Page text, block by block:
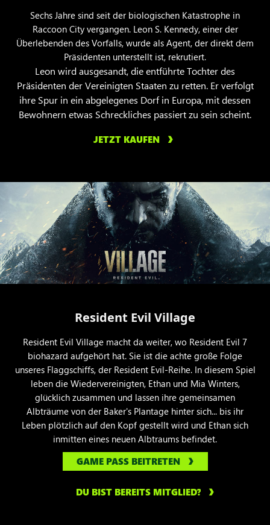
Sechs Jahre sind seit der biologischen Katastrophe in
Raccoon City vergangen. Leon S. Kennedy, einer der
Überlebenden des Vorfalls, wurde als Agent, der direkt dem
Präsidenten unterstellt ist, rekrutiert.
Leon wird ausgesandt, die entführte Tochter des
Präsidenten der Vereinigten Staaten zu retten. Er verfolgt
ihre Spur in ein abgelegenes Dorf in Europa, mit dessen
Bewohnern etwas Schreckliches passiert zu sein scheint.
JETZT KAUFEN
Resident Evil Village
Resident Evil Village macht da weiter, wo Resident Evil 7
biohazard aufgehört hat. Sie ist die achte große Folge
unseres Flaggschiffs, der Resident Evil-Reihe. In diesem Spiel
leben die Wiedervereinigten, Ethan und Mia Winters,
glücklich zusammen und lassen ihre gemeinsamen
Albträume von der Baker's Plantage hinter sich... bis ihr
Leben plötzlich auf den Kopf gestellt wird und Ethan sich
inmitten eines neuen Albtraums befindet.
GAME PASS BEITRETEN
DU BIST BEREITS MITGLIED?